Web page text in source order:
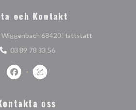
och Kontakt
Wiggenbach 68420 Hattstatt((öppnas i ett
03 89 78 83 56
Facebook ((öppnas i ett nytt
Instagram ((öppnas i ett nytt
oss